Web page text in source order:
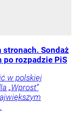
Sondaż
rozpadzie PiS
w polskiej
„Wprost”